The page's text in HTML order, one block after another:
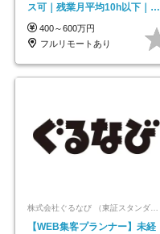
ス可｜残業月平均10h以下｜事
業立ち上げメンバー
400～600万円
フルリモートあり
株式会社ぐるなび （東証スタンダード上場）
【WEB集客プランナー】未経